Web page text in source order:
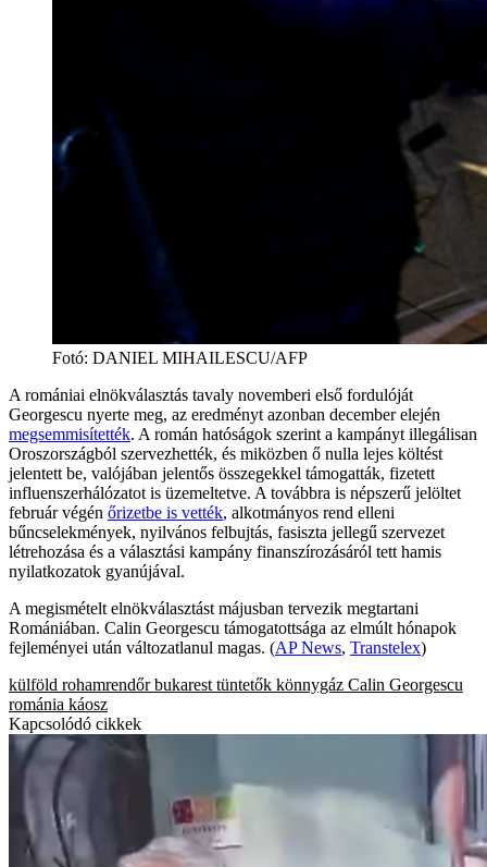
Fotó: DANIEL MIHAILESCU/AFP
A romániai elnökválasztás tavaly novemberi első fordulóját
Georgescu nyerte meg, az eredményt azonban december elején
megsemmisítették. A román hatóságok szerint a kampányt illegálisan
Oroszországból szervezhették, és miközben ő nulla lejes költést
jelentett be, valójában jelentős összegekkel támogatták, fizetett
influenszerhálózatot is üzemeltetve. A továbbra is népszerű jelöltet
február végén őrizetbe is vették, alkotmányos rend elleni
bűncselekmények, nyilvános felbujtás, fasiszta jellegű szervezet
létrehozása és a választási kampány finanszírozásáról tett hamis
nyilatkozatok gyanújával.
A megismételt elnökválasztást májusban tervezik megtartani
Romániában. Calin Georgescu támogatottsága az elmúlt hónapok
fejleményei után változatlanul magas. (AP News, Transtelex)
külföld rohamrendőr bukarest tüntetők könnygáz Calin Georgescu
románia káosz
Kapcsolódó cikkek